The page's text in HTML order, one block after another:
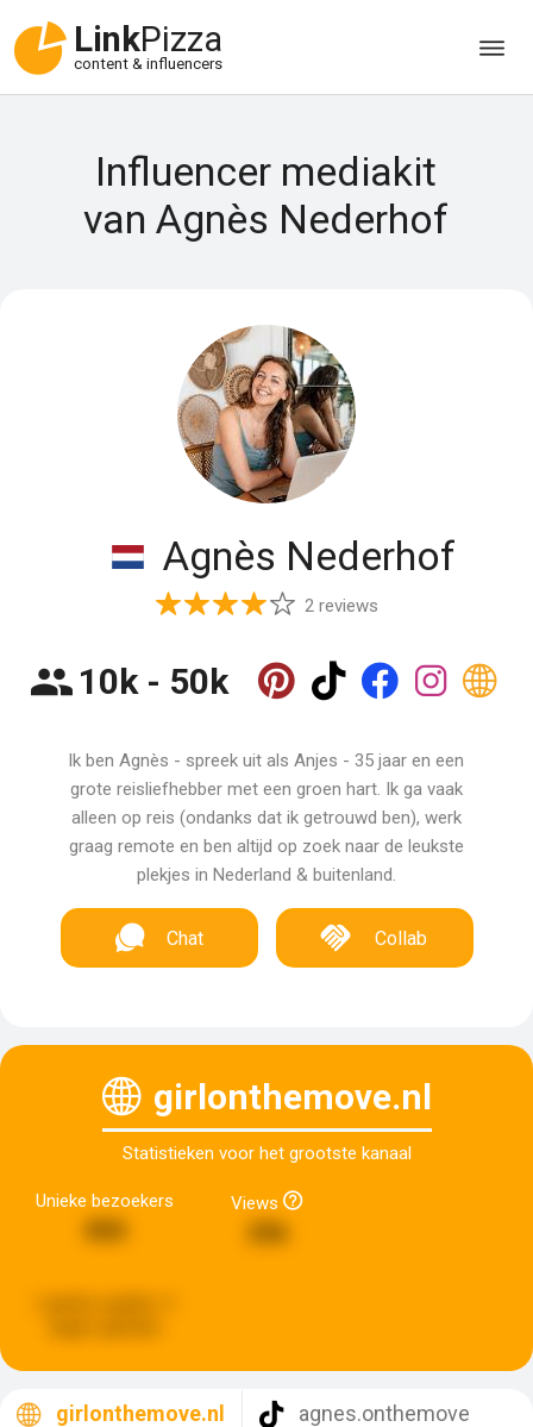
LinkPizza
content & influencers
Influencer mediakit
van Agnès Nederhof
Agnès Nederhof
2 reviews
10k - 50k
Ik ben Agnès - spreek uit als Anjes - 35 jaar en een
grote reisliefhebber met een groen hart. Ik ga vaak
alleen op reis (ondanks dat ik getrouwd ben), werk
graag remote en ben altijd op zoek naar de leukste
plekjes in Nederland & buitenland.
Chat Collab
girlonthemove.nl
Statistieken voor het grootste kanaal
Unieke bezoekers Views
girlonthemove.nl
agnes.onthemove